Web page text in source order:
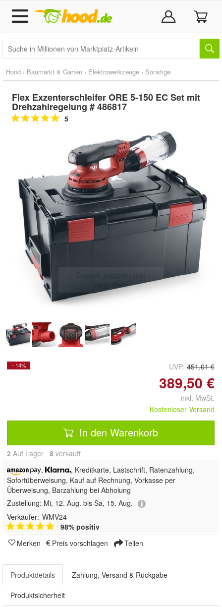
Hood › Baumarkt & Garten › Elektrowerkzeuge › Sonstige
Flex Exzenterschleifer ORE 5-150 EC Set mit
Drehzahlregelung # 486817
5
Doppelt antippen zum
vergrößern
- 14% UVP: 451,01 €
389,50 €
inkl. MwSt.
Kostenloser Versand
In den Warenkorb
2 Auf Lager 8 verkauft
,
, Kreditkarte, Lastschrift, Ratenzahlung,
Sofortüberweisung, Kauf auf Rechnung, Vorkasse per
Überweisung, Barzahlung bei Abholung
Zustellung: Mi, 12. Aug. bis Sa, 15. Aug.
Verkäufer: WMV24
98% positiv
Merken
Preis vorschlagen Teilen
Produktdetails Zahlung, Versand & Rückgabe
Produktsicherheit